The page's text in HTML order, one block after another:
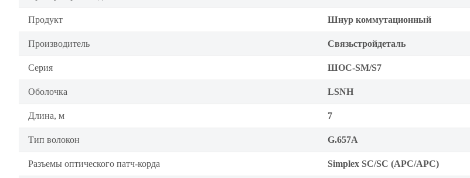
Продукт Шнур коммутационный
Производитель Связьстройдеталь
Серия ШОС-SM/S7
Оболочка LSNH
Длина, м 7
Тип волокон G.657A
Разъемы оптического патч-корда Simplex SC/SC (APC/APC)